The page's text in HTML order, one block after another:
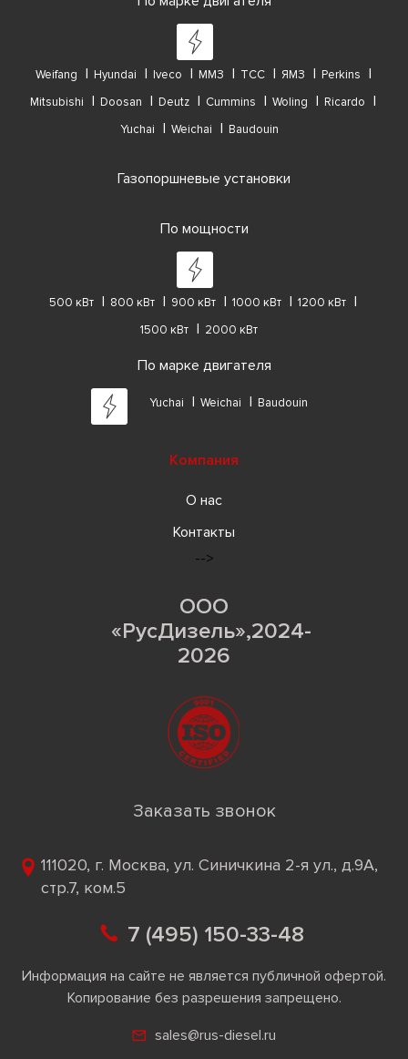
Weifang Hyundai Iveco ММЗ ТСС ЯМЗ
Perkins
Mitsubishi
Doosan Deutz Cummins Woling
Ricardo
Yuchai
Weichai Baudouin
Газопоршневые установки
По мощности
500 кВт 800 кВт 900 кВт 1000 кВт
1200 кВт
1500 кВт
2000 кВт
По марке двигателя
Yuchai Weichai Baudouin
Компания
О нас
Контакты
-->
ООО
«РусДизель»,2024-
2026
Заказать звонок
111020, г. Москва, ул. Синичкина 2-я ул., д.9А,
стр.7, ком.5
7 (495) 150-33-48
Информация на сайте не является публичной офертой.
Копирование без разрешения запрещено.
sales@rus-diesel.ru